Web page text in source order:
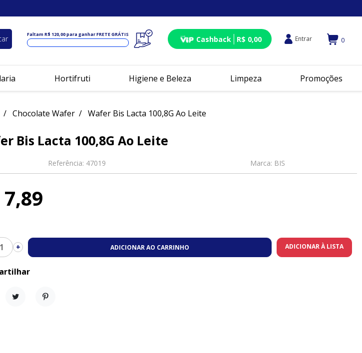
Faltam R$ 120,00para ganhar FRETE GRÁTIS Cashback R$ 0,00 Entrar 0
Hortifruti Higiene e Beleza Limpeza Promoções
Chocolate Wafer Wafer Bis Lacta 100,8G Ao Leite
Bis Lacta 100,8G Ao Leite
Referência: 47019 Marca: BIS
7,89
+ ADICIONAR AO CARRINHO ADICIONAR À LISTA